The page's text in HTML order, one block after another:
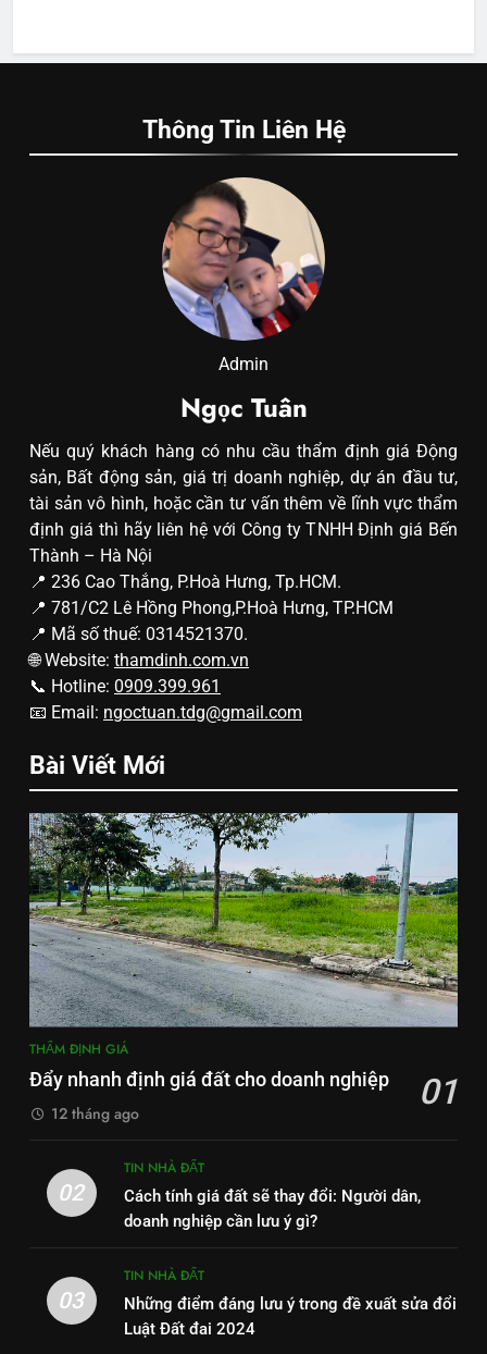
Thông Tin Liên Hệ
Admin
Ngọc Tuân
Nếu quý khách hàng có nhu cầu thẩm định giá Động
sản, Bất động sản, giá trị doanh nghiệp, dự án đầu tư,
tài sản vô hình, hoặc cần tư vấn thêm về lĩnh vực thẩm
định giá thì hãy liên hệ với Công ty TNHH Định giá Bến
Thành – Hà Nội
📍 236 Cao Thắng, P.Hoà Hưng, Tp.HCM.
📍 781/C2 Lê Hồng Phong,P.Hoà Hưng, TP.HCM
📍 Mã số thuế: 0314521370.
🌐 Website: thamdinh.com.vn
📞 Hotline: 0909.399.961
📧 Email: ngoctuan.tdg@gmail.com
Bài Viết Mới
THẨM ĐỊNH GIÁ
Đẩy nhanh định giá đất cho doanh nghiệp 01
12 tháng ago
02
TIN NHÀ ĐẤT
Cách tính giá đất sẽ thay đổi: Người dân,
doanh nghiệp cần lưu ý gì?
03
TIN NHÀ ĐẤT
Những điểm đáng lưu ý trong đề xuất sửa đổi
Luật Đất đai 2024